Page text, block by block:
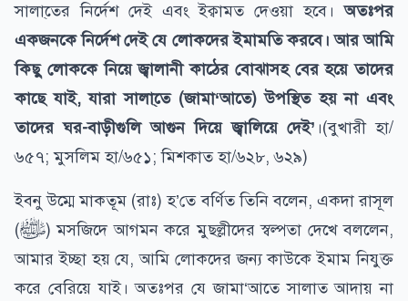
সালা্তের নির্দেশ দেই এবং ইক্বামত দেওয়া হবে।অতঃপর
একজনকে নির্দেশ দেই যে লোকদের ইমামতি করবে। আর আমি
কিছু লোককে নিয়ে জ্বালানী কাঠের বোঝাসহ বের হয়ে তাদের
কাছে যাই, যারা সালা্তে (জামা‘আতে) উপস্থিত হয় না এবং
তাদের ঘর-বাড়ীগুলি আগুন দিয়ে জ্বালিয়ে দেই’ ।(বুখারী হা/
৬৫৭; মুসলিম হা/৬৫১; মিশকাত হা/৬২৮, ৬২৯)
ইবনু উম্মে মাকতূম (রাঃ) হ’তে বর্ণিত তিনি বলেন, একদা রাসূল
(ﷺ) মসজিদে আগমন করে মুছল্লীদের স্বল্পতা দেখে বললেন,
আমার ইচ্ছা হয় যে, আমি লোকদের জন্য কাউকে ইমাম নিযুক্ত
করে বেরিয়ে যাই। অতঃপর যে জামা‘আতে সালাত আদায় না